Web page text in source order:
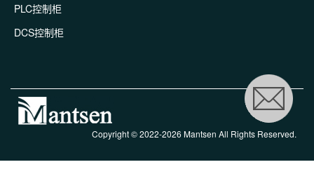
PLC控制柜
DCS控制柜
Copyright © 2022-2026 Mantsen All Rights Reserved.